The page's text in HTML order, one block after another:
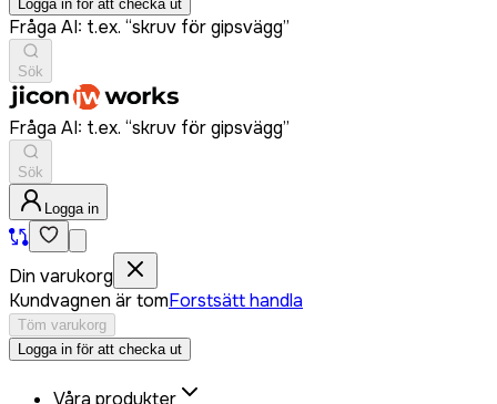
Logga in för att checka ut
Fråga AI: t.ex. “skruv för gipsvägg”
Sök
Fråga AI: t.ex. “skruv för gipsvägg”
Sök
Logga in
Din varukorg
Kundvagnen är tomForstsätt handla
Töm varukorg
Logga in för att checka ut
Våra produkter